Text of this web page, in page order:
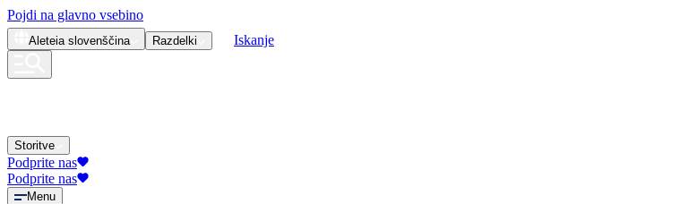
Pojdi na glavno vsebino
Aleteia slovenščina Razdelki Iskanje
Storitve
Podprite nas
Podprite nas
Menu